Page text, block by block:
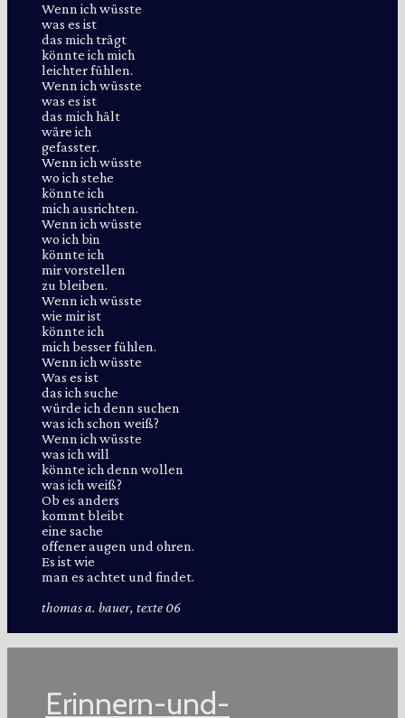
Wenn ich wüsste
was es ist
das mich trägt
könnte ich mich
leichter fühlen.
Wenn ich wüsste
was es ist
das mich hält
wäre ich
gefasster.
Wenn ich wüsste
wo ich stehe
könnte ich
mich ausrichten.
Wenn ich wüsste
wo ich bin
könnte ich
mir vorstellen
zu bleiben.
Wenn ich wüsste
wie mir ist
könnte ich
mich besser fühlen.
Wenn ich wüsste
Was es ist
das ich suche
würde ich denn suchen
was ich schon weiß?
Wenn ich wüsste
was ich will
könnte ich denn wollen
was ich weiß?
Ob es anders
kommt bleibt
eine sache
offener augen und ohren.
Es ist wie
man es achtet und findet.
thomas a. bauer, texte 06
Erinnern-und-